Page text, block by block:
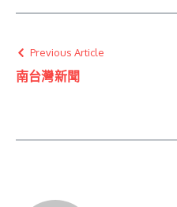
Previous Article
南台灣新聞